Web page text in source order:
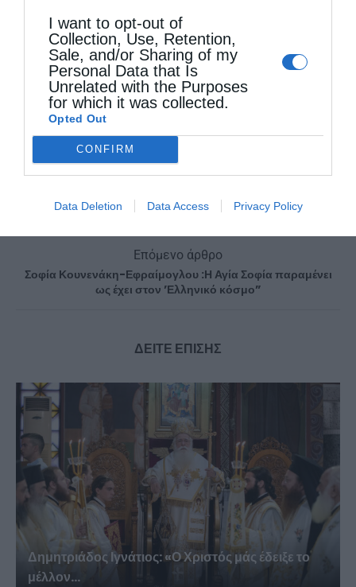
I want to opt-out of
Collection, Use, Retention,
Sale, and/or Sharing of my
Personal Data that Is
Unrelated with the Purposes
for which it was collected.
Opted Out
CONFIRM
Data Deletion Data Access Privacy Policy
KΟΥΝΟΎΠΙΑ ΚΑΛΌΓΡΙΑ ΚΑΡΔΊΤΣΑ
ΜΟΙΡΑΣΟΥ
«Ο ναός της του Θεού Σοφίας δεν θα πάψει να εικονίζει ποτέ
Επόμενο άρθρο
Σοφία Κουνενάκη-Εφραίμογλου :Η Αγία Σοφία παραμένει
ως έχει στον ’Ελληνικό κόσμο”
ΔΕΙΤΕ ΕΠΙΣΗΣ
Δημητριάδος Ιγνάτιος: «Ο Χριστός μάς έδειξε το
μέλλον...